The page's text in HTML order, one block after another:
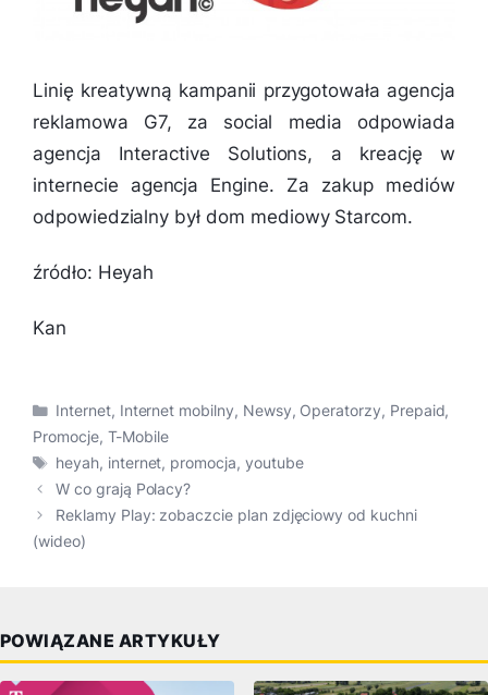
Linię kreatywną kampanii przygotowała agencja
reklamowa G7, za social media odpowiada
agencja Interactive Solutions, a kreację w
internecie agencja Engine. Za zakup mediów
odpowiedzialny był dom mediowy Starcom.
źródło: Heyah
Kan
Kategorie
Internet, Internet mobilny, Newsy, Operatorzy, Prepaid,
Promocje, T-Mobile
Tagi
heyah, internet, promocja, youtube
W co grają Polacy?
Reklamy Play: zobaczcie plan zdjęciowy od kuchni
(wideo)
POWIĄZANE ARTYKUŁY